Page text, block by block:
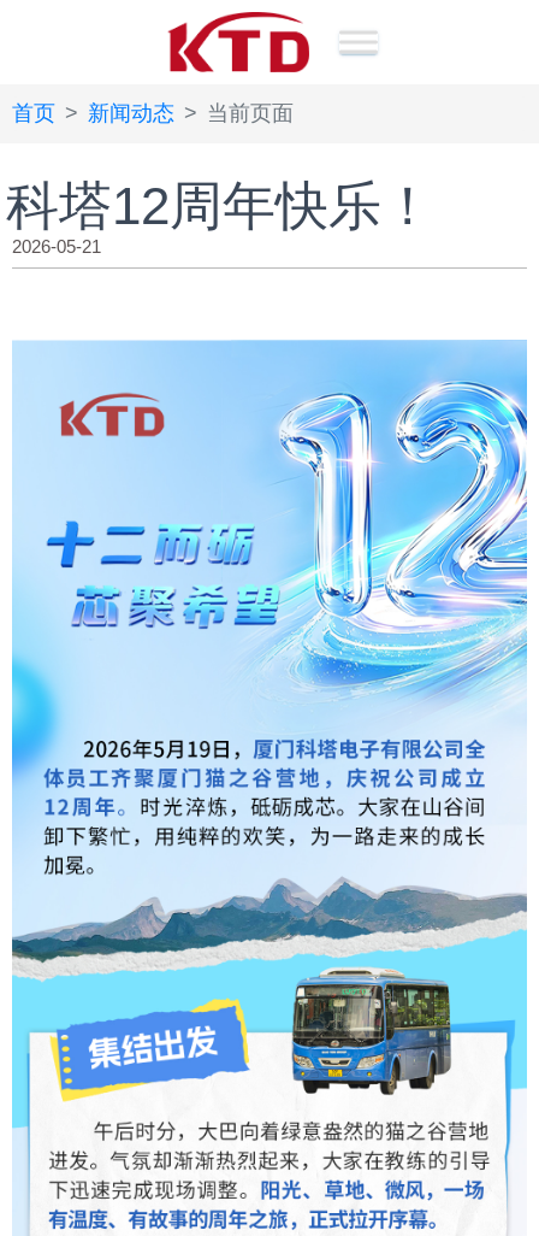
首页 新闻动态 当前页面
科塔12周年快乐！
2026-05-21